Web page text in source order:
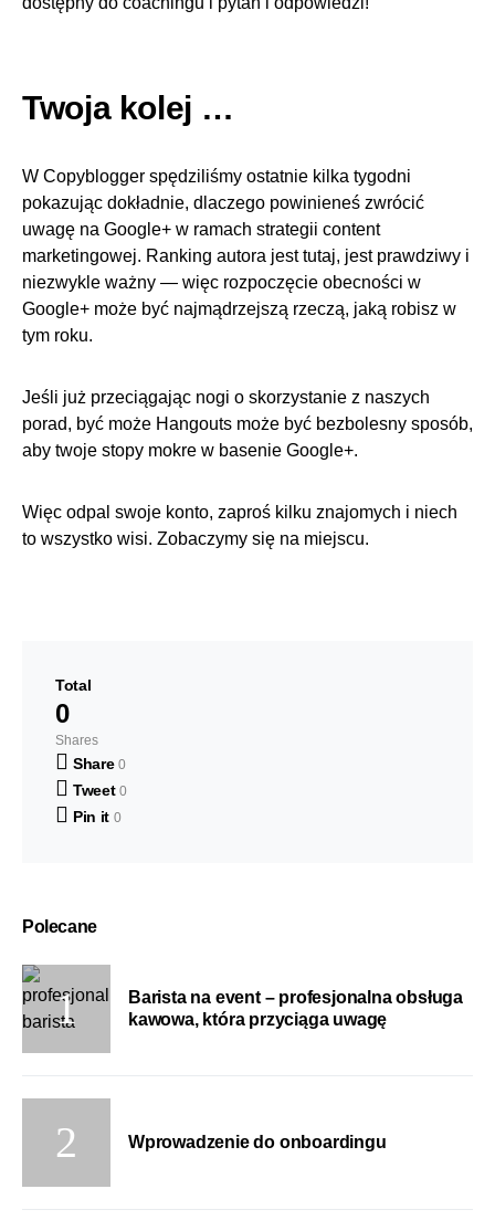
Twoja kolej …
W Copyblogger spędziliśmy ostatnie kilka tygodni
pokazując dokładnie, dlaczego powinieneś zwrócić
uwagę na Google+ w ramach strategii content
marketingowej. Ranking autora jest tutaj, jest prawdziwy i
niezwykle ważny — więc rozpoczęcie obecności w
Google+ może być najmądrzejszą rzeczą, jaką robisz w
tym roku.
Jeśli już przeciągając nogi o skorzystanie z naszych
porad, być może Hangouts może być bezbolesny sposób,
aby twoje stopy mokre w basenie Google+.
Więc odpal swoje konto, zaproś kilku znajomych i niech
to wszystko wisi. Zobaczymy się na miejscu.
Total
0
Shares
Share 0
Tweet 0
Pin it 0
Polecane
Barista na event – profesjonalna obsługa
kawowa, która przyciąga uwagę
Wprowadzenie do onboardingu